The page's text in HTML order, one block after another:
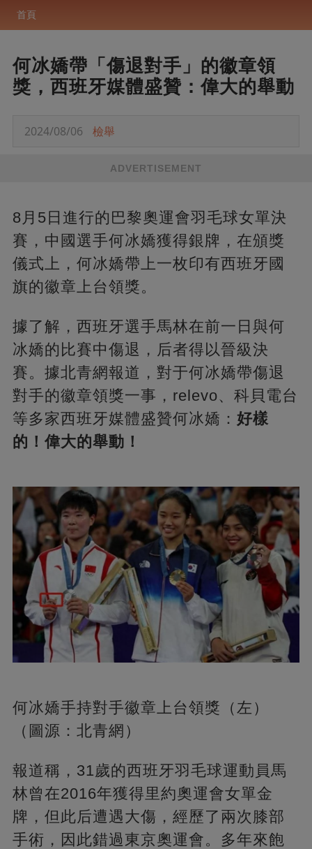
首頁
何冰嬌帶「傷退對手」的徽章領
獎，西班牙媒體盛贊：偉大的舉動
2024/08/06 檢舉
ADVERTISEMENT
8月5日進行的巴黎奧運會羽毛球女單決
賽，中國選手何冰嬌獲得銀牌，在頒獎
儀式上，何冰嬌帶上一枚印有西班牙國
旗的徽章上台領獎。
據了解，西班牙選手馬林在前一日與何
冰嬌的比賽中傷退，后者得以晉級決
賽。據北青網報道，對于何冰嬌帶傷退
對手的徽章領獎一事，relevo、科貝電台
等多家西班牙媒體盛贊何冰嬌： 好樣
的！偉大的舉動！
何冰嬌手持對手徽章上台領獎（左）
（圖源：北青網）
報道稱，31歲的西班牙羽毛球運動員馬
林曾在2016年獲得里約奧運會女單金
牌，但此后遭遇大傷，經歷了兩次膝部
手術，因此錯過東京奧運會。多年來飽